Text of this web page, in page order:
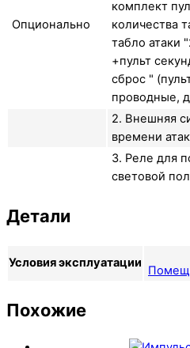
Опционально
комплект
количества
табло атаки
+пульт
сброс "
проводные,
2. Внешняя
времени
3. Реле для
световой
Детали
Условия эксплуатации
Похожие